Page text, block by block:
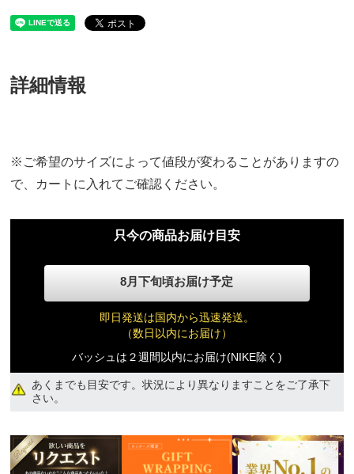
詳細情報
※ご希望のサイズによって値段が変わることがありますの
で、カートに入れてご確認ください。
只今の商品お届け目安
8月下旬頃お届け予定
即日発送は国内から迅速発送。
（数日以内にお届け）
バッシュは２週間以内にお届け(NIKE除く)
あくまでも目安です。状況により異なりますことをご了承下
さい。
92,420円(税込)
26.0cm(55690円)
55,690円(税込)
54,730円(税込)
27.5cm(41850円)
42,090円(税込)
28.5cm(40420円)
29.0cm(36370円)